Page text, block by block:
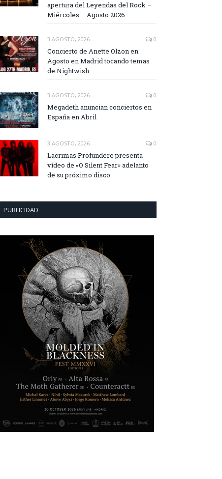
apertura del Leyendas del Rock –
Miércoles – Agosto 2026
3 AGOSTO, 2026 0
Concierto de Anette Olzon en
Agosto en Madrid tocando temas
de Nightwish
3 AGOSTO, 2026 0
Megadeth anuncian conciertos en
España en Abril
3 AGOSTO, 2026 0
Lacrimas Profundere presenta
vídeo de «O Silent Fear» adelanto
de su próximo disco
PUBLICIDAD